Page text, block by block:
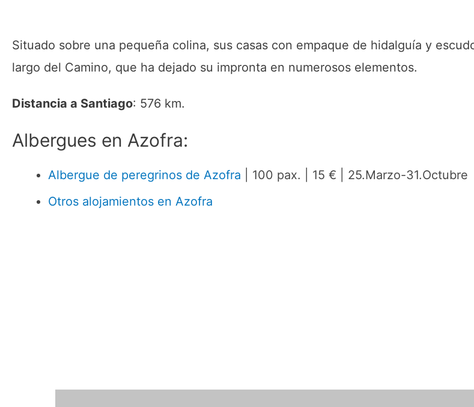
Situado sobre una pequeña colina, sus casas con empaque de hidalguía y
largo del Camino, que ha dejado su impronta en numerosos elementos.
Distancia a Santiago: 576 km.
Albergues en Azofra:
Albergue de peregrinos de Azofra | 100 pax. | 15 € | 25.Marzo-31.Octubre
Otros alojamientos en Azofra